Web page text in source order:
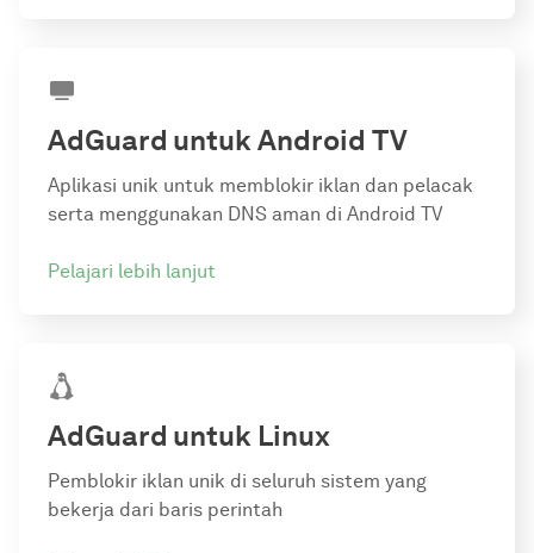
AdGuard untuk Android TV
Aplikasi unik untuk memblokir iklan dan pelacak
serta menggunakan DNS aman di Android TV
Pelajari lebih lanjut
AdGuard untuk Linux
Pemblokir iklan unik di seluruh sistem yang
bekerja dari baris perintah